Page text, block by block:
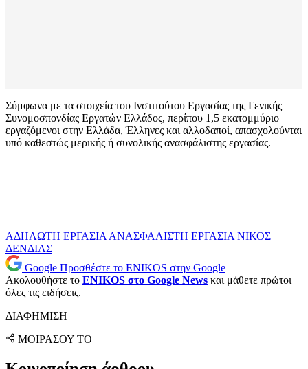
Σύμφωνα με τα στοιχεία του Ινστιτούτου Εργασίας της Γενικής
Συνομοσπονδίας Εργατών Ελλάδος, περίπου 1,5 εκατομμύριο
εργαζόμενοι στην Ελλάδα, Έλληνες και αλλοδαποί, απασχολούνται
υπό καθεστώς μερικής ή συνολικής ανασφάλιστης εργασίας.
ΑΔΗΛΩΤΗ ΕΡΓΑΣΙΑ ΑΝΑΣΦΑΛΙΣΤΗ ΕΡΓΑΣΙΑ ΝΙΚΟΣ
ΔΕΝΔΙΑΣ
Google Προσθέστε το ENIKOS στην Google
Ακολουθήστε το ENIKOS στο Google News και μάθετε πρώτοι
όλες τις ειδήσεις.
ΔΙΑΦΗΜΙΣΗ
ΜΟΙΡΑΣΟΥ ΤΟ